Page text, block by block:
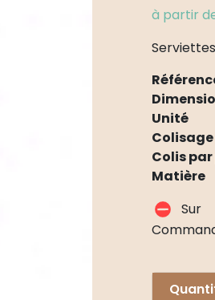
à partir
Unité
Colisage
Colis
Matière
Sur